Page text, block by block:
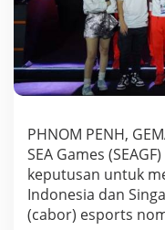
3
U
k
a
l
a
s
a
n
K
PHNOM PENH,
SEA Games
keputusan untuk
Indonesia dan
(cabor) esports